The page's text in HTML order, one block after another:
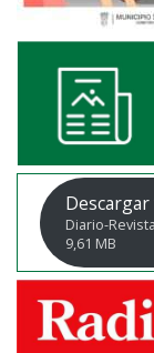
Descargar
Diario-
9,61 MB